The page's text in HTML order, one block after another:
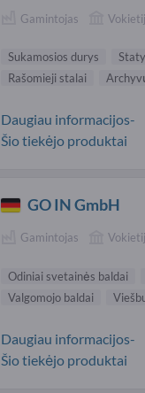
Gamintojas
Sukamosios durys
Rašomieji stalai
Daugiau informacijos-
Šio tiekėjo produktai
GO IN GmbH
Gamintojas
Odiniai svetainės baldai
Valgomojo baldai
Daugiau informacijos-
Šio tiekėjo produktai